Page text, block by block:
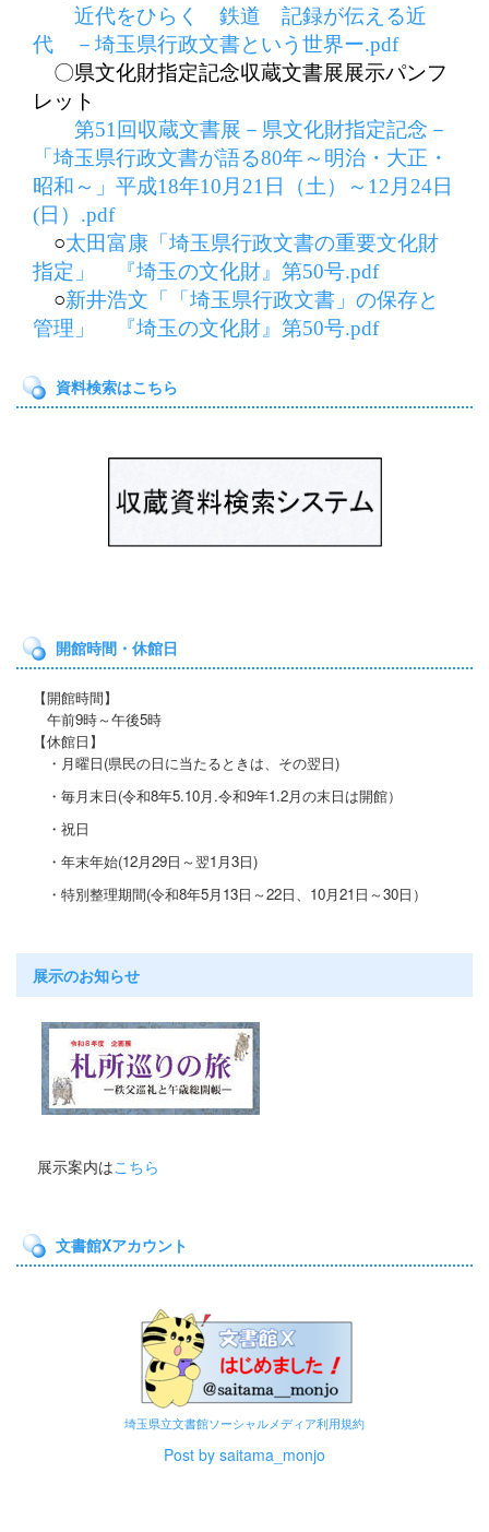
近代をひらく 鉄道 記録が伝える近
代 －埼玉県行政文書という世界ー.pdf
〇県文化財指定記念収蔵文書展展示パンフ
レット
第51回収蔵文書展－県文化財指定記念－
「埼玉県行政文書が語る80年～明治・大正・
昭和～」平成18年10月21日（土）～12月24日
(日）.pdf
○太田富康「埼玉県行政文書の重要文化財
指定」 『埼玉の文化財』第50号.pdf
○新井浩文「「埼玉県行政文書」の保存と
管理」 『埼玉の文化財』第50号.pdf
資料検索はこちら
開館時間・休館日
【開館時間】
午前9時～午後5時
【休館日】
・月曜日(県民の日に当たると きは、その翌日)
・毎月末日(令和8年5.10月.令和9年1.2月の末日は開館）
・祝日
・年末年始(12月29日～翌1月3日)
・特別整理期間(令和8年5月13日～22日 、10月21 日～30日）
展示のお知らせ
展示案内はこちら
文書館Xアカウント
埼玉県立文書館ソーシャルメディア利用規約
Post by saitama_monjo